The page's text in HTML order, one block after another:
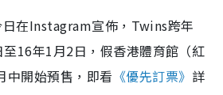
在Instagram宣佈，Twins跨年
16年1月2日，假香港體育館（紅
中開始預售，即看 《優先訂票》 詳